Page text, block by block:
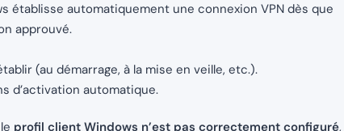
établisse automatiquement une connexion VPN dès que
approuvé.
(au démarrage, à la mise en veille, etc.).
d’activation automatique.
profil client Windows n’est pas correctement configuré,